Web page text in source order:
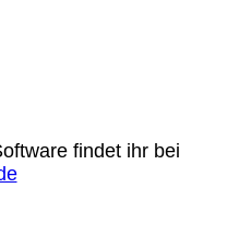
findet ihr bei